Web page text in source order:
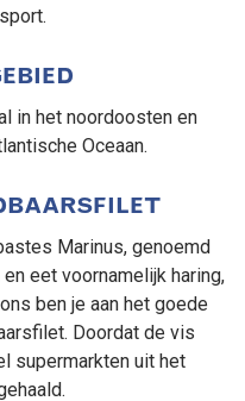
in het noordoosten en
Oceaan.
Marinus, genoemd
eet voornamelijk haring,
ben je aan het goede
Doordat de vis
supermarkten uit het